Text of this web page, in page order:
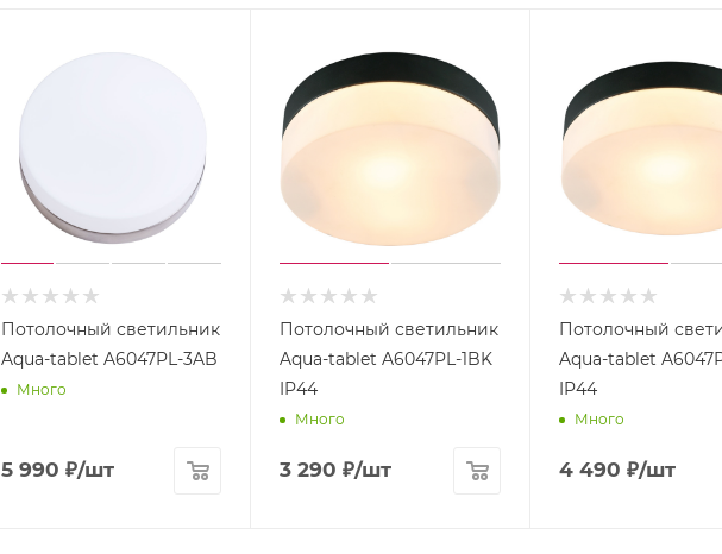
Потолочный светильник
Aqua-tablet A6047PL-3AB
Много
5 990 ₽/шт
Потолочный светильник
Aqua-tablet A6047PL-1BK
IP44
Много
3 290 ₽/шт
Потолочный
Aqua-tablet
IP44
Много
4 490 ₽/шт